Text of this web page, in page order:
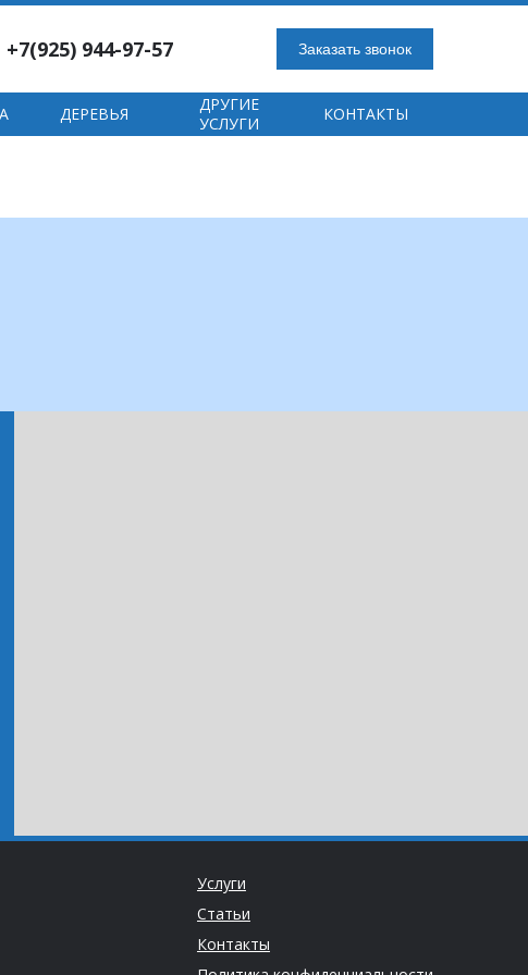
+7(925) 944-97-57 Заказать звонок
ДЕРЕВЬЯ
ДРУГИЕ
УСЛУГИ
КОНТАКТЫ
Услуги
Статьи
Контакты